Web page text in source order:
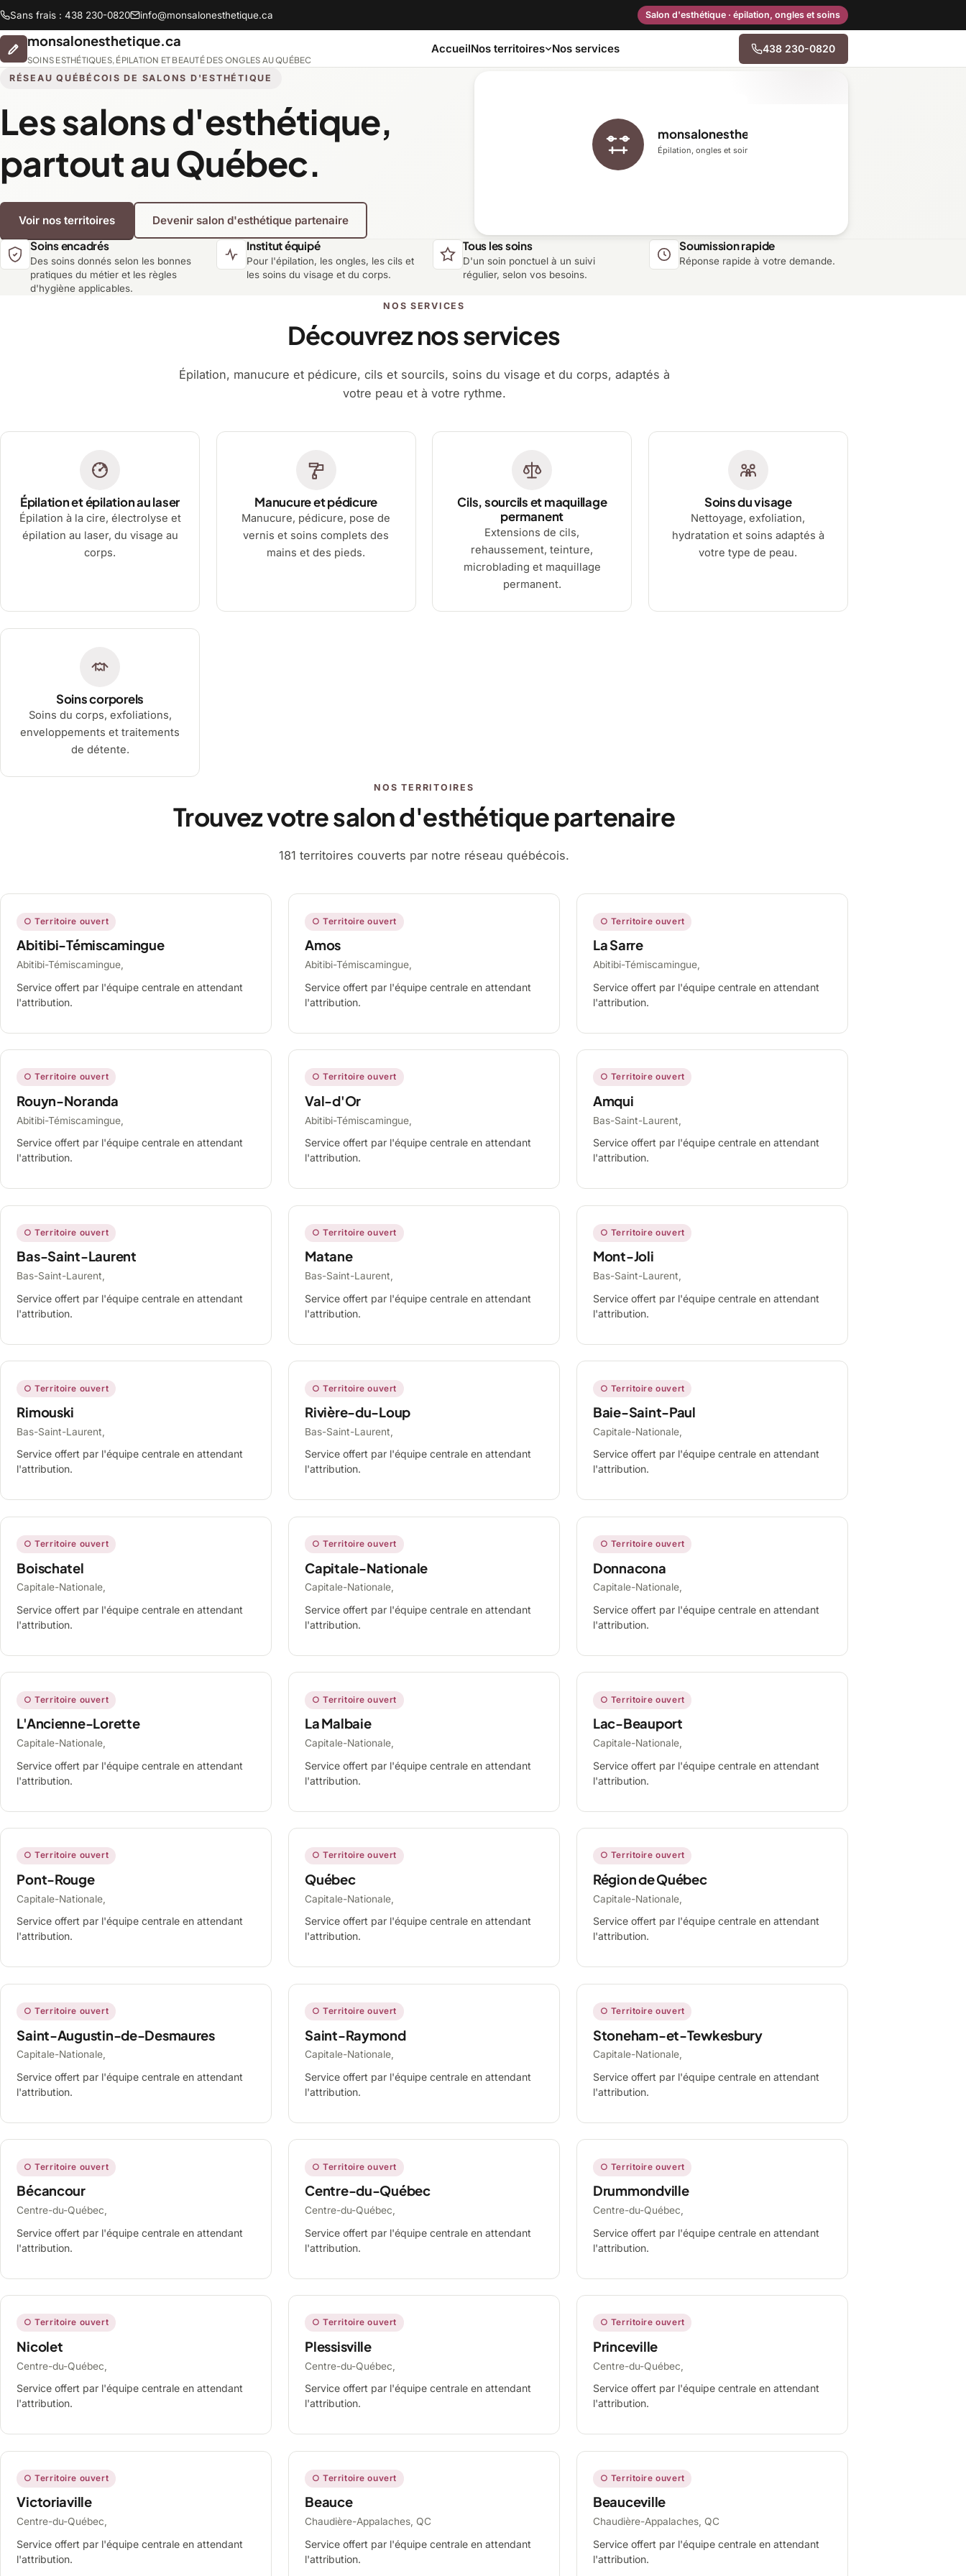
Sans frais : 438 230-0820 info@monsalonesthetique.ca Salon d'esthétique · épilation, ongles et soins
monsalonesthetique.ca
SOINS ESTHÉTIQUES, ÉPILATION ET BEAUTÉ DES ONGLES AU QUÉBEC
AccueilNos territoires
Bas-Saint-Laurent Capitale-Nationale Centre-du-Québec
Lanaudière Laurentides Laval Mauricie
Montérégie Nord-du-Québec
Nos services 438 230-0820
RÉSEAU QUÉBÉCOIS DE SALONS D'ESTHÉTIQUE
Les salons d'esthétique,
partout au Québec.
Voir nos territoires Devenir salon d'esthétique partenaire
monsalonesthetique.ca
Épilation, ongles et soins du visage
Soins encadrés
Des soins donnés selon les bonnes
pratiques du métier et les règles
d'hygiène applicables.
Institut équipé
Pour l'épilation, les ongles, les cils et
les soins du visage et du corps.
Tous les soins
D'un soin ponctuel à un suivi
régulier, selon vos besoins.
Soumission rapide
Réponse rapide à votre demande.
NOS SERVICES
Découvrez nos services
Épilation, manucure et pédicure, cils et sourcils, soins du visage et du corps, adaptés à
votre peau et à votre rythme.
Épilation et épilation au laser
Épilation à la cire, électrolyse et
épilation au laser, du visage au
corps.
Manucure et pédicure
Manucure, pédicure, pose de
vernis et soins complets des
mains et des pieds.
Cils, sourcils et maquillage
permanent
Extensions de cils,
rehaussement, teinture,
microblading et maquillage
permanent.
Soins du visage
Nettoyage, exfoliation,
hydratation et soins adaptés à
votre type de peau.
Soins corporels
Soins du corps, exfoliations,
enveloppements et traitements
de détente.
NOS TERRITOIRES
Trouvez votre salon d'esthétique partenaire
181 territoires couverts par notre réseau québécois.
○ Territoire ouvert
Abitibi-Témiscamingue
Abitibi-Témiscamingue,
Service offert par l'équipe centrale en attendant
l'attribution.
○ Territoire ouvert
Amos
Abitibi-Témiscamingue,
Service offert par l'équipe centrale en attendant
l'attribution.
○ Territoire ouvert
La Sarre
Abitibi-Témiscamingue,
Service offert par l'équipe centrale en attendant
l'attribution.
○ Territoire ouvert
Rouyn-Noranda
Abitibi-Témiscamingue,
Service offert par l'équipe centrale en attendant
l'attribution.
○ Territoire ouvert
Val-d'Or
Abitibi-Témiscamingue,
Service offert par l'équipe centrale en attendant
l'attribution.
○ Territoire ouvert
Amqui
Bas-Saint-Laurent,
Service offert par l'équipe centrale en attendant
l'attribution.
○ Territoire ouvert
Bas-Saint-Laurent
Bas-Saint-Laurent,
Service offert par l'équipe centrale en attendant
l'attribution.
○ Territoire ouvert
Matane
Bas-Saint-Laurent,
Service offert par l'équipe centrale en attendant
l'attribution.
○ Territoire ouvert
Mont-Joli
Bas-Saint-Laurent,
Service offert par l'équipe centrale en attendant
l'attribution.
○ Territoire ouvert
Rimouski
Bas-Saint-Laurent,
Service offert par l'équipe centrale en attendant
l'attribution.
○ Territoire ouvert
Rivière-du-Loup
Bas-Saint-Laurent,
Service offert par l'équipe centrale en attendant
l'attribution.
○ Territoire ouvert
Baie-Saint-Paul
Capitale-Nationale,
Service offert par l'équipe centrale en attendant
l'attribution.
○ Territoire ouvert
Boischatel
Capitale-Nationale,
Service offert par l'équipe centrale en attendant
l'attribution.
○ Territoire ouvert
Capitale-Nationale
Capitale-Nationale,
Service offert par l'équipe centrale en attendant
l'attribution.
○ Territoire ouvert
Donnacona
Capitale-Nationale,
Service offert par l'équipe centrale en attendant
l'attribution.
○ Territoire ouvert
L'Ancienne-Lorette
Capitale-Nationale,
Service offert par l'équipe centrale en attendant
l'attribution.
○ Territoire ouvert
La Malbaie
Capitale-Nationale,
Service offert par l'équipe centrale en attendant
l'attribution.
○ Territoire ouvert
Lac-Beauport
Capitale-Nationale,
Service offert par l'équipe centrale en attendant
l'attribution.
○ Territoire ouvert
Pont-Rouge
Capitale-Nationale,
Service offert par l'équipe centrale en attendant
l'attribution.
○ Territoire ouvert
Québec
Capitale-Nationale,
Service offert par l'équipe centrale en attendant
l'attribution.
○ Territoire ouvert
Région de Québec
Capitale-Nationale,
Service offert par l'équipe centrale en attendant
l'attribution.
○ Territoire ouvert
Saint-Augustin-de-Desmaures
Capitale-Nationale,
Service offert par l'équipe centrale en attendant
l'attribution.
○ Territoire ouvert
Saint-Raymond
Capitale-Nationale,
Service offert par l'équipe centrale en attendant
l'attribution.
○ Territoire ouvert
Stoneham-et-Tewkesbury
Capitale-Nationale,
Service offert par l'équipe centrale en attendant
l'attribution.
○ Territoire ouvert
Bécancour
Centre-du-Québec,
Service offert par l'équipe centrale en attendant
l'attribution.
○ Territoire ouvert
Centre-du-Québec
Centre-du-Québec,
Service offert par l'équipe centrale en attendant
l'attribution.
○ Territoire ouvert
Drummondville
Centre-du-Québec,
Service offert par l'équipe centrale en attendant
l'attribution.
○ Territoire ouvert
Nicolet
Centre-du-Québec,
Service offert par l'équipe centrale en attendant
l'attribution.
○ Territoire ouvert
Plessisville
Centre-du-Québec,
Service offert par l'équipe centrale en attendant
l'attribution.
○ Territoire ouvert
Princeville
Centre-du-Québec,
Service offert par l'équipe centrale en attendant
l'attribution.
○ Territoire ouvert
Victoriaville
Centre-du-Québec,
Service offert par l'équipe centrale en attendant
l'attribution.
○ Territoire ouvert
Beauce
Chaudière-Appalaches, QC
Service offert par l'équipe centrale en attendant
l'attribution.
○ Territoire ouvert
Beauceville
Chaudière-Appalaches, QC
Service offert par l'équipe centrale en attendant
l'attribution.